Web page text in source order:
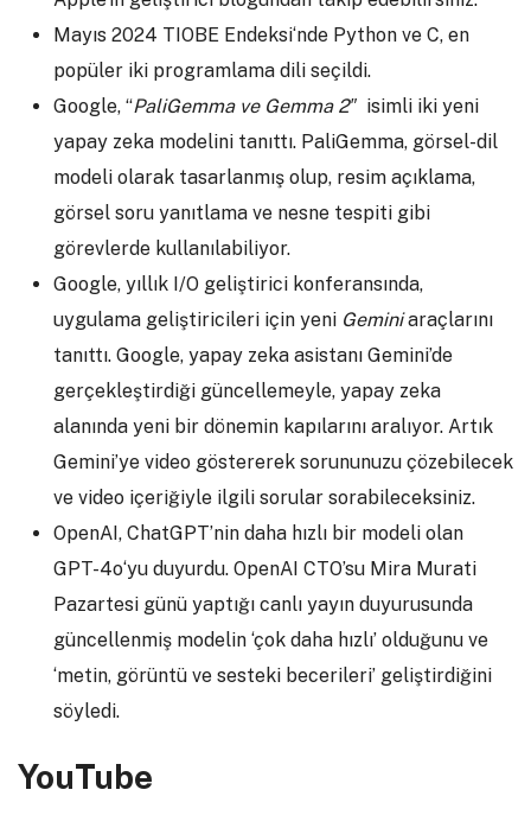
Mayıs 2024 TIOBE Endeksi‘nde Python ve C, en
popüler iki programlama dili seçildi.
Google, “PaliGemmave Gemma 2″ isimli iki yeni
yapay zeka modelini tanıttı. PaliGemma, görsel-dil
modeli olarak tasarlanmış olup, resim açıklama,
görsel soru yanıtlama ve nesne tespiti gibi
görevlerde kullanılabiliyor.
Google, yıllık I/O geliştirici konferansında,
uygulama geliştiricileri için yeni Geminiaraçlarını
tanıttı. Google, yapay zeka asistanı Gemini’de
gerçekleştirdiği güncellemeyle, yapay zeka
alanında yeni bir dönemin kapılarını aralıyor. Artık
Gemini’ye video göstererek sorununuzu çözebilecek
ve video içeriğiyle ilgili sorular sorabileceksiniz.
OpenAI, ChatGPT’nin daha hızlı bir modeli olan
GPT-4o‘yu duyurdu. OpenAI CTO’su Mira Murati
Pazartesi günü yaptığı canlı yayın duyurusunda
güncellenmiş modelin ‘çok daha hızlı’ olduğunu ve
‘metin, görüntü ve sesteki becerileri’ geliştirdiğini
söyledi.
YouTube